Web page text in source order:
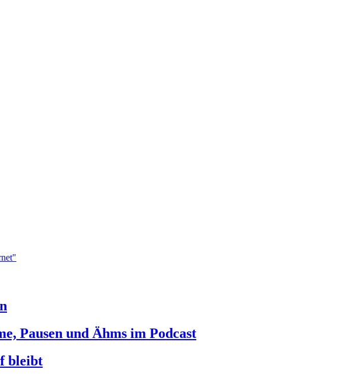
Pausen und Ähms im Podcast
bleibt